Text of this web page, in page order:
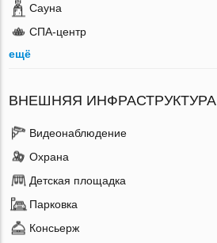
Сауна
СПА-центр
ещё
ВНЕШНЯЯ ИНФРАСТРУКТУРА
Видеонаблюдение
Охрана
Детская площадка
Парковка
Консьерж